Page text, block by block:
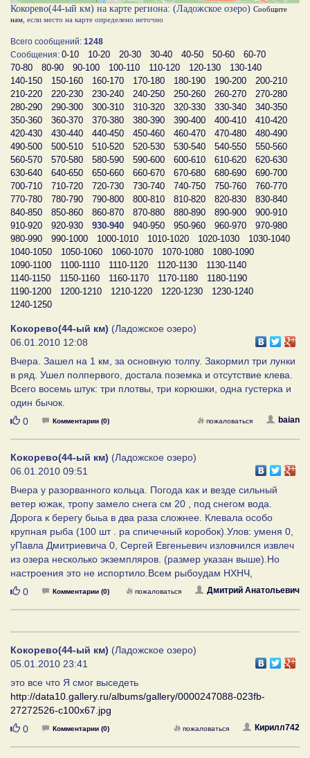
Кокорево(44-ый км) на карте региона: (Ладожское озеро) Сообщите
нам , если место на карте определено неточно
Всего сообщений: 1248
Сообщения: 0-10 10-20 20-30 30-40 40-50 50-60
60-70
70-80
80-90 90-100 100-110 110-120 120-130
130-140
140-150
150-160 160-170 170-180 180-190 190-200
200-210
210-220
220-230 230-240 240-250 250-260 260-270
270-280
280-290
290-300 300-310 310-320 320-330 330-340
340-350
350-360
360-370 370-380 380-390 390-400 400-410
410-420
420-430
430-440 440-450 450-460 460-470 470-480
480-490
490-500
500-510 510-520 520-530 530-540 540-550
550-560
560-570
570-580 580-590 590-600 600-610 610-620
620-630
630-640
640-650 650-660 660-670 670-680 680-690
690-700
700-710
710-720 720-730 730-740 740-750 750-760
760-770
770-780
780-790 790-800 800-810 810-820 820-830
830-840
840-850
850-860 860-870 870-880 880-890 890-900
900-910
910-920
920-930 930-940 940-950 950-960 960-970
970-980
980-990
990-1000 1000-1010 1010-1020 1020-1030
1030-1040
1040-1050
1050-1060 1060-1070 1070-1080
1080-1090
1090-1100
1100-1110 1110-1120 1120-1130
1130-1140
1140-1150
1150-1160 1160-1170 1170-1180
1180-1190
1190-1200
1200-1210 1210-1220 1220-1230
1230-1240
1240-1250
Кокорево(44-ый км) (Ладожское озеро)
06.01.2010 12:08
Вчера. Зашел на 1 км, за основную толпу. Закормил три лунки
в ряд. Ушел полпервого, достала поземка и отсутствие клева.
Всего восемь штук: три плотвы, три корюшки, одна густерка и
один бычок.
Нравится
0 Комментарии (0) baian
пожаловаться
Кокорево(44-ый км) (Ладожское озеро)
06.01.2010 09:51
Вчера у разорванного кольца. Погода как и везде сильный
ветер южак, тропу замело снега см 20 , под снегом вода.
Дорога к берегу быьа в два раза сложнее. Клевала особо
крупная рыба (100 шт . ра спичечный коробок).Улов: уменя 0,
уПавла Дмитриевича 0, Сергей Евгеньевич изловчился извлеч
из озера несколько экземпляров. (размер указан выше).Но
настроения это не испортило.Всем рыбоудам НХНЧ,
Нравится
0 Комментарии (0) Дмитрий Анатольевич
пожаловаться
Кокорево(44-ый км) (Ладожское озеро)
05.01.2010 23:41
это все что Я смог выседеть
http://data10.gallery.ru/albums/gallery/0000247088-023fb-
27272526-c100x67.jpg
Нравится
0 Комментарии (0) Кирилл742
пожаловаться